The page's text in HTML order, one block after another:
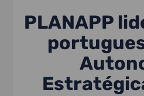
PLANAPP